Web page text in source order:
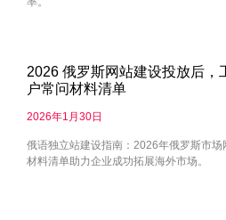
2026 俄罗斯网站建设投放后，
户常问材料清单
2026年1月30日
俄语独立站建设指南：2026年俄罗斯市
材料清单助力企业成功拓展海外市场。